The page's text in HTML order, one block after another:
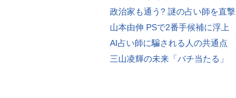
政治家も通う? 謎の占い師を直撃
山本由伸 PSで2番手候補に浮上
AI占い師に騙される人の共通点
三山凌輝の未来「バチ当たる」